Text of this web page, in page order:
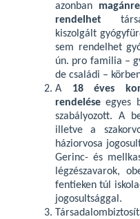
azonban
rendelhet
kiszolgált
sem rendelhet
ún. pro familia –
de családi –
A 18 éves kor
rendeléseegyes
szabályozott. A
illetve a
háziorvosa
Gerinc- és
légzészavarok,
fentieken túl
jogosultsággal.